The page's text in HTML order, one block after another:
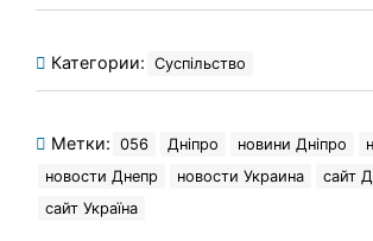
Категории: Суспільство
Метки: 056 Дніпро новини Дніпро
новости Днепр
новости Украина
сайт
сайт Україна